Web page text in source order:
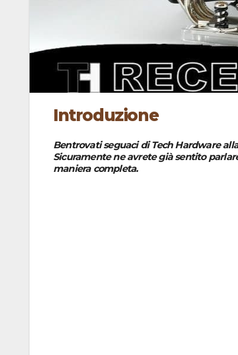
Introduzione
Bentrovati seguaci di Tech Hardware
Sicuramente ne avrete già sentito
maniera completa.